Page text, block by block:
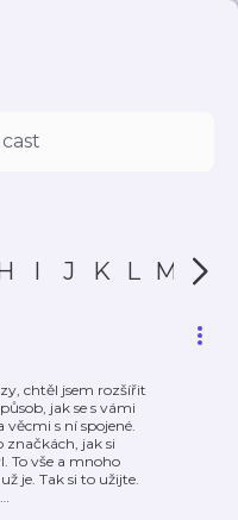
I J K L M N
chtěl jsem rozšířit
jak se s vámi
s ní spojené.
značkách, jak si
To vše a mnoho
je. Tak si to užijte.
…